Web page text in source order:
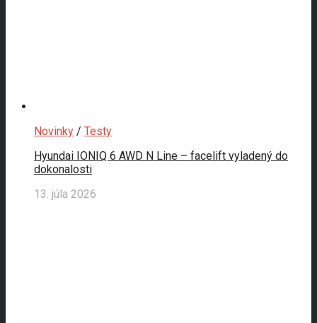
Novinky / Testy
Hyundai IONIQ 6 AWD N Line – facelift vyladený do
dokonalosti
13. júla 2026